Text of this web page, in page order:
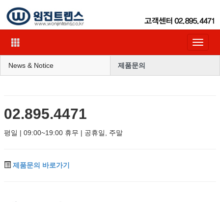
Toggle
News & Notice
제품문의
02.895.4471
평일 | 09:00~19:00 휴무 | 공휴일, 주말
제품문의 바로가기